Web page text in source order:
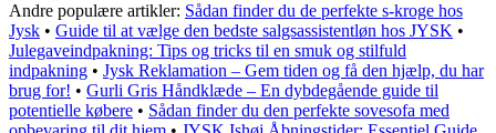
Andre populære artikler: Sådan finder du de perfekte s-kroge hos
Jysk • Guide til at vælge den bedste salgsassistentløn hos JYSK •
Julegaveindpakning: Tips og tricks til en smuk og stilfuld
indpakning • Jysk Reklamation – Gem tiden og få den hjælp, du har
brug for! • Gurli Gris Håndklæde – En dybdegående guide til
potentielle købere • Sådan finder du den perfekte sovesofa med